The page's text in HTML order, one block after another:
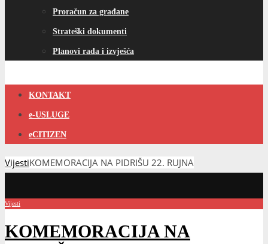
Proračun za građane
Strateški dokumenti
Planovi rada i izvješća
KONTAKT
e-USLUGE
eCITIZEN
VijestiKOMEMORACIJA NA PIDRIŠU 22. RUJNA
Vijesti
KOMEMORACIJA NA